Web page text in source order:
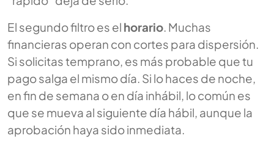
El segundo filtro es el horario. Muchas
financieras operan con cortes para dispersión.
Si solicitas temprano, es más probable que tu
pago salga el mismo día. Si lo haces de noche,
en fin de semana o en día inhábil, lo común es
que se mueva al siguiente día hábil, aunque la
aprobación haya sido inmediata.